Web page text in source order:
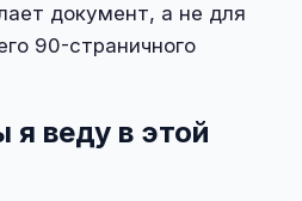
документ, а не для
90-страничного
я веду в этой